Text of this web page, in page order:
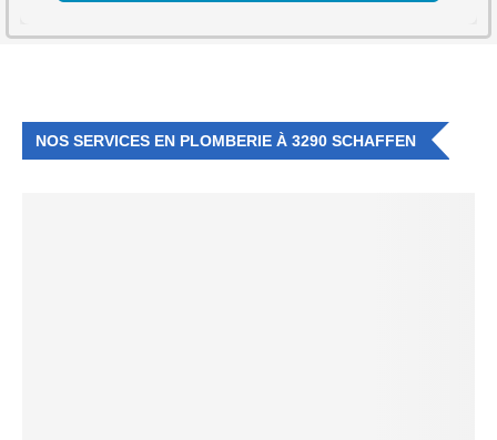
NOS SERVICES EN PLOMBERIE À 3290 SCHAFFEN